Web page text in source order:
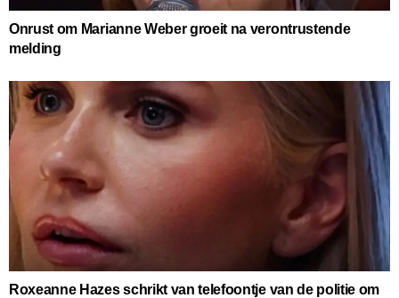
Onrust om Marianne Weber groeit na verontrustende
melding
Roxeanne Hazes schrikt van telefoontje van de politie om